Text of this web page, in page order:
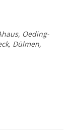
Oeding-
Dülmen,